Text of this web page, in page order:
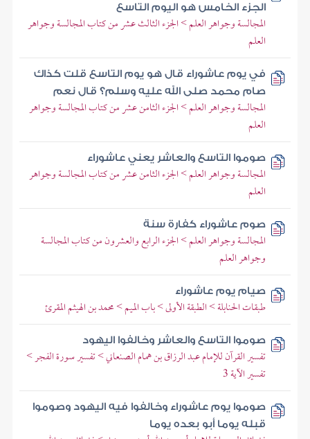
الجزء الخامس هو اليوم التاسع
المجالسة وجواهر العلم > الجزء الثالث عشر من كتاب المجالسة وجواهر
العلم
في يوم عاشوراء قال هو يوم التاسع قلت كذاك
صام محمد صلى الله عليه وسلم؟ قال نعم
المجالسة وجواهر العلم > الجزء الثامن عشر من كتاب المجالسة وجواهر
العلم
صوموا التاسع والعاشر يعني عاشوراء
المجالسة وجواهر العلم > الجزء الثامن عشر من كتاب المجالسة وجواهر
العلم
صوم عاشوراء كفارة سنة
المجالسة وجواهر العلم > الجزء الرابع والعشرون من كتاب المجالسة
وجواهر العلم
صيام يوم عاشوراء
طبقات الحنابلة > الطبقة الأولى > باب الميم > محمد بن الهيثم المقرئ
صوموا التاسع والعاشر وخالفوا اليهود
تفسير القرآن للإمام عبد الرزاق بن همام الصنعاني > تفسير سورة الفجر >
تفسير الآية 3
صوموا يوم عاشوراء وخالفوا فيه اليهود وصوموا
قبله يوما أبو بعده يوما